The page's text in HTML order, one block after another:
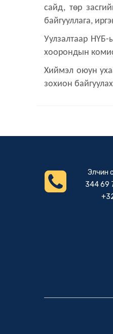
сайд, төр
байгууллага,
Уулзалтаар НҮБ-
хоорондын
Хиймэл оюун
зохион
Элчин
344 69